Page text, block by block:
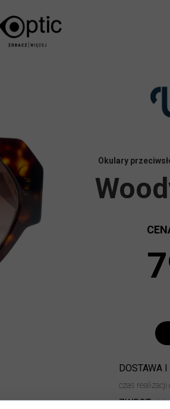
14
Okulary
czas
ZWROT:
DOSTAWA